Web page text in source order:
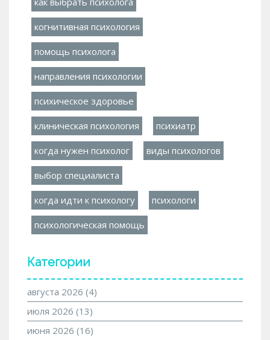
когнитивная психология
помощь психолога
направления психологии
психическое здоровье
клиническая психология психиатр
когда нужен психолог виды психологов
выбор специалиста
когда идти к психологу психологи
психологическая помощь
Категории
августа 2026 (4)
июля 2026 (13)
июня 2026 (16)